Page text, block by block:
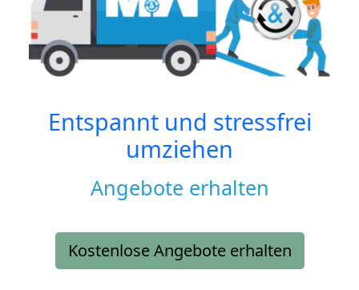
Entspannt und stressfrei
umziehen
Angebote erhalten
Kostenlose Angebote erhalten